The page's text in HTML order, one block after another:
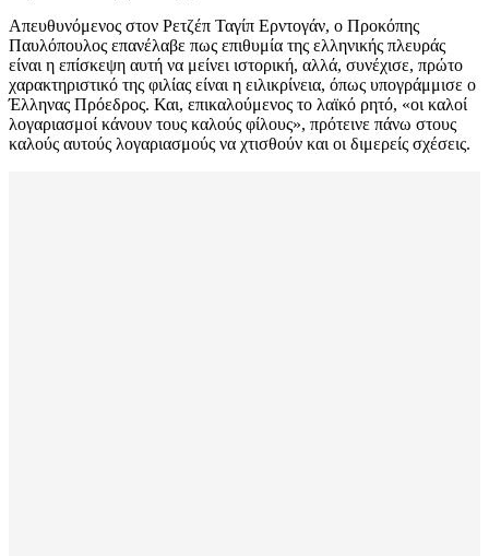
Απευθυνόμενος στον Ρετζέπ Ταγίπ Ερντογάν, ο Προκόπης
Παυλόπουλος επανέλαβε πως επιθυμία της ελληνικής πλευράς
είναι η επίσκεψη αυτή να μείνει ιστορική, αλλά, συνέχισε, πρώτο
χαρακτηριστικό της φιλίας είναι η ειλικρίνεια, όπως υπογράμμισε ο
Έλληνας Πρόεδρος. Και, επικαλούμενος το λαϊκό ρητό, «οι καλοί
λογαριασμοί κάνουν τους καλούς φίλους», πρότεινε πάνω στους
καλούς αυτούς λογαριασμούς να χτισθούν και οι διμερείς σχέσεις.